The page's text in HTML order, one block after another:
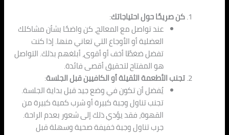
كن صريحًا حول احتياجاتك:
عند تواصل مع المعالج، كن واضحًا بشأن مشاكلك
العضلية أو الأوجاع التي تعاني منها. إذا كنت
تفضل ضغطًا أخف أو أقوى، أبلغهم بذلك. التواصل
هو المفتاح لتحقيق أقصى فائدة.
تجنب الأطعمة الثقيلة أو الكافيين قبل الجلسة:
يُفضل أن تكون في وضع جيد قبل بداية الجلسة.
تجنب تناول وجبة كبيرة أو شرب كمية كبيرة من
القهوة، فقد يؤدي ذلك إلى شعور بعدم الراحة.
جرب تناول وجبة خفيفة صحية وسهلة قبل